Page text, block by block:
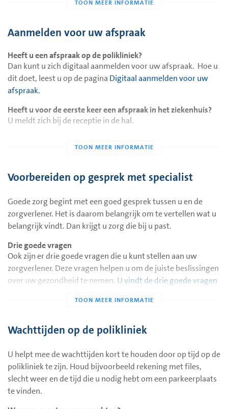
identiteitskaart. Dit geldt ook voor kinderen onder de 14 jaar.
uw afspraak € 400 betalen. U krijgt dit geld terug als u een
Overzicht van uw medicijnen
Het is belangrijk dat onze zorgverleners weten welke
medicijnen u gebruikt. Dat kan op twee manieren.
U kunt een medicijnoverzicht opvragen bij uw apotheek.
Dit neemt u dan mee naar het ziekenhuis.
www.ikgeeftoestemming.nl
Geeft u geen toestemming? Dan kunnen andere artsen en
apotheken uw gegevens niet bekijken. Ook niet in
Aanmelden voor uw afspraak
Heeft u een afspraak op de polikliniek?
Dan kunt u zich digitaal aanmelden voor uw afspraak. Hoe u
dit doet, leest u op de pagina Digitaal aanmelden voor uw
afspraak.
Heeft u voor de eerste keer een afspraak in het ziekenhuis?
U meldt zich bij de receptie in de hal.
Voorbereiden op gesprek met specialist
Goede zorg begint met een goed gesprek tussen u en de
zorgverlener. Het is daarom belangrijk om te vertellen wat u
belangrijk vindt. Dan krijgt u zorg die bij u past.
Drie goede vragen
Ook zijn er drie goede vragen die u kunt stellen aan uw
zorgverlener. Deze vragen helpen u om de juiste beslissingen
over uw gezondheid te nemen. U vindt de drie goede vragen
waarmee u goed voorbereid naar het ziekenhuis komt.
Wachttijden op de polikliniek
U helpt mee de wachttijden kort te houden door op tijd op de
polikliniek te zijn. Houd bijvoorbeeld rekening met files,
slecht weer en de tijd die u nodig hebt om een parkeerplaats
te vinden.